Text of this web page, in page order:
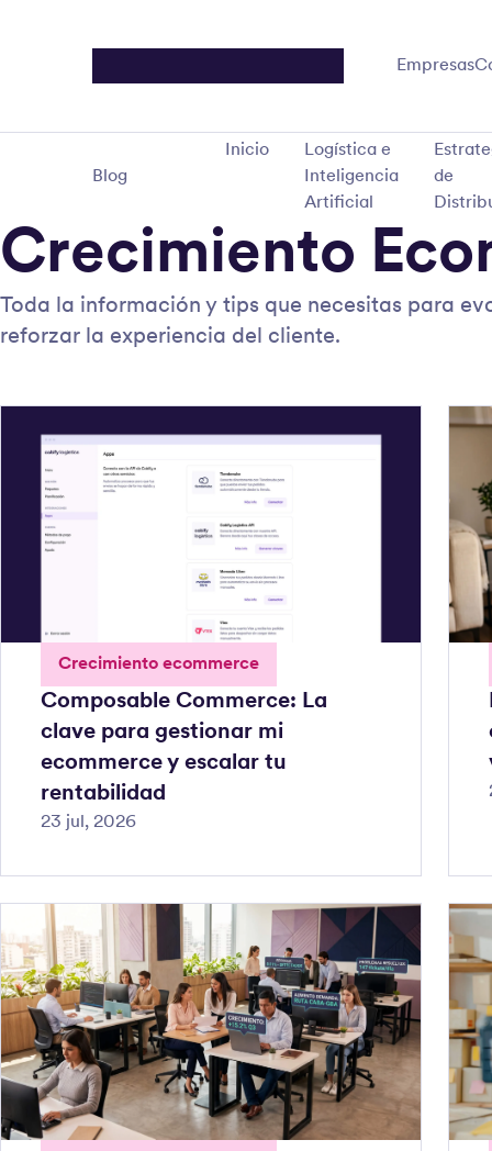
Empresas
Blog
Inicio
Logística e
Inteligencia
Artificial
de
Crecimiento
Toda la información y tips que necesitas para
reforzar la experiencia del cliente.
Crecimiento ecommerce
Composable Commerce: La
clave para gestionar mi
ecommerce y escalar tu
rentabilidad
23 jul, 2026